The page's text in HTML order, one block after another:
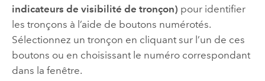
indicateurs de visibilité de tronçon) pour identifier
les tronçons à l’aide de boutons numérotés.
Sélectionnez un tronçon en cliquant sur l’un de ces
boutons ou en choisissant le numéro correspondant
dans la fenêtre.